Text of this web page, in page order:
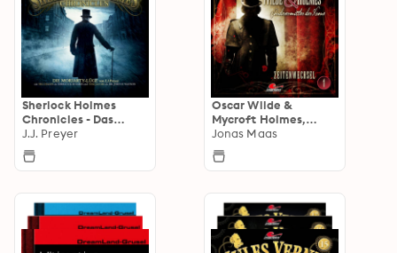
Sherlock Holmes
Chronicles - Das
Hörspiel
J.J. Preyer
Oscar Wilde &
Mycroft Holmes,
Sonderermittler der
Krone
Jonas Maas